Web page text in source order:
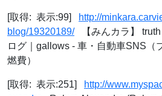
[取得: 表示:99]
http://
blog/19320189/【みんカラ】 truth
ログ｜gallows - 車・自動車SNS（
燃費）
[取得: 表示:251]
http://